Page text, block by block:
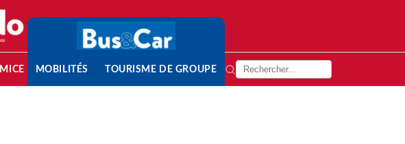
MICE MOBILITÉS TOURISME DE GROUPE